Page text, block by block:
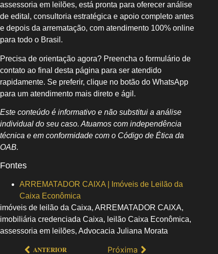
assessoria em leilões, está pronta para oferecer análise
de edital, consultoria estratégica e apoio completo antes
e depois da arrematação, com atendimento 100% online
para todo o Brasil.
Precisa de orientação agora? Preencha o formulário de
contato ao final desta página para ser atendido
rapidamente. Se preferir, clique no botão do WhatsApp
para um atendimento mais direto e ágil.
Este conteúdo é informativo e não substitui a análise
individual do seu caso. Atuamos com independência
técnica e em conformidade com o Código de Ética da
OAB.
Fontes
ARREMATADOR CAIXA | Imóveis de Leilão da
Caixa Econômica
imóveis de leilão da Caixa, ARREMATADOR CAIXA,
imobiliária credenciada Caixa, leilão Caixa Econômica,
assessoria em leilões, Advocacia Juliana Morata
ANTERIOR Próxima